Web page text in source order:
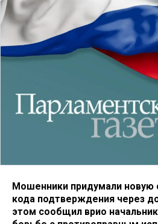
Мошенники придумали новую
кода подтверждения через
этом сообщил врио